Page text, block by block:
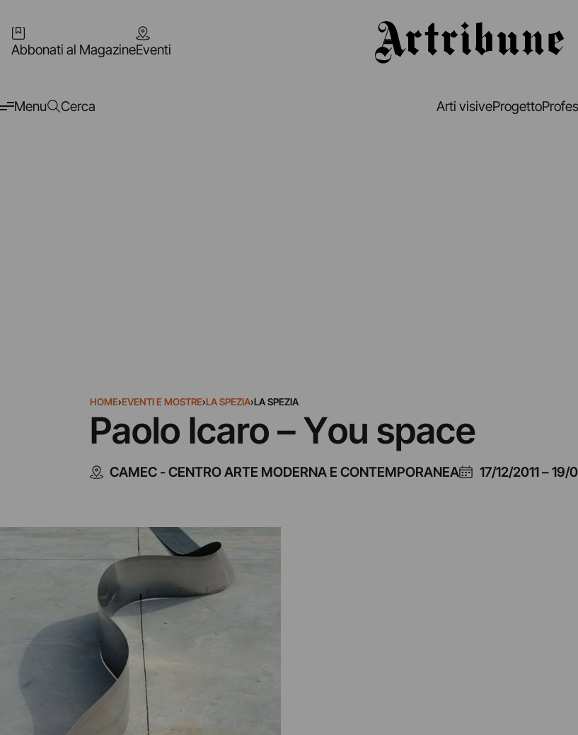
Abbonati al MagazineEventi
Menu Cerca Arti visiveProgetto
HOME›EVENTI E MOSTRE›LA SPEZIA›LA SPEZIA
Paolo Icaro – You space
CAMEC - CENTRO ARTE MODERNA E CONTEMPORANEA 17/12/2011–19/